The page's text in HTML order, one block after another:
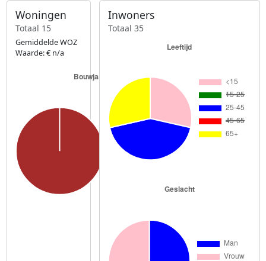
Woningen
Totaal 15
Gemiddelde WOZ
Waarde: € n/a
Inwoners
Totaal 35